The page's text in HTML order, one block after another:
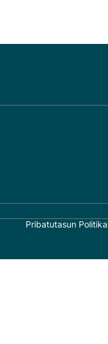
Pribatutasun Politika